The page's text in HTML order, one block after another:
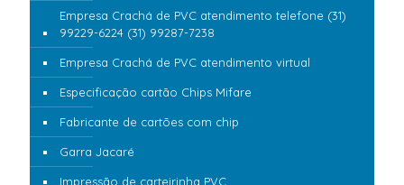
Empresa Crachá de PVC atendimento telefone (31)
99229-6224 (31) 99287-7238
Empresa Crachá de PVC atendimento virtual
Especificação cartão Chips Mifare
Fabricante de cartões com chip
Garra Jacaré
Impressão de carteirinha PVC